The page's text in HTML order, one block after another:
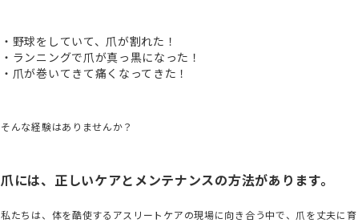
・野球をしていて、爪が割れた！
・ランニングで爪が真っ黒になった！
・爪が巻いてきて痛くなってきた！
そんな経験はありませんか？
爪には、正しいケアとメンテナンスの方法があります。
私たちは、体を酷使するアスリートケアの現場に向き合う中で、爪を丈夫に育